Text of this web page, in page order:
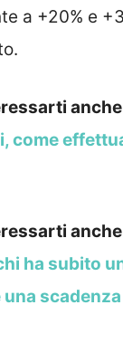
a +20% e
come
ha subito
una scadenza